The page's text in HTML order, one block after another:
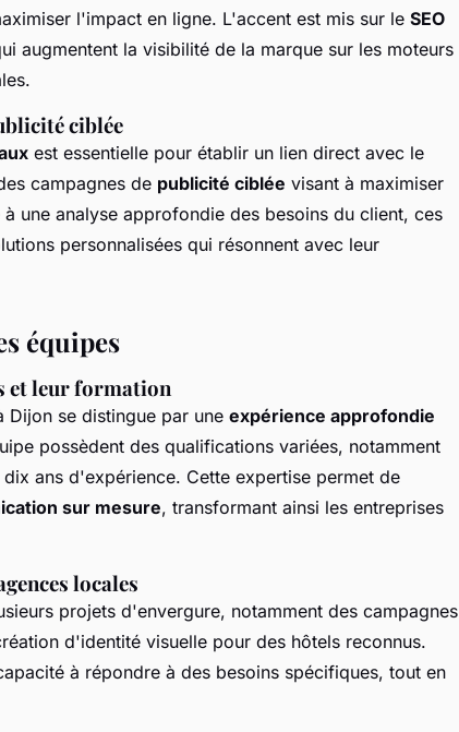
l'impact en ligne. L'accent est mis sur le SEO
augmentent la visibilité de la marque sur les moteurs
ciblée
est essentielle pour établir un lien direct avec le
campagnes de publicité ciblée visant à maximiser
une analyse approfondie des besoins du client, ces
personnalisées qui résonnent avec leur
équipes
et leur formation
Dijon se distingue par une expérience approfondie
possèdent des qualifications variées, notamment
ans d'expérience. Cette expertise permet de
sur mesure, transformant ainsi les entreprises
locales
projets d'envergure, notamment des campagnes
d'identité visuelle pour des hôtels reconnus.
à répondre à des besoins spécifiques, tout en